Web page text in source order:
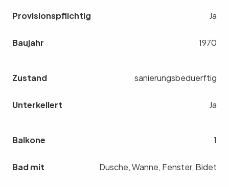
Provisionspflichtig Ja
Baujahr 1970
Zustand sanierungsbeduerftig
Unterkellert Ja
Balkone 1
Bad mit Dusche, Wanne, Fenster, Bidet